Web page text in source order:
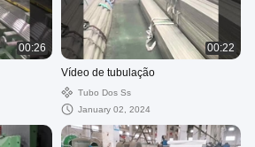
00:26
00:22
Vídeo de tubulação
Tubo Dos Ss
January 02, 2024